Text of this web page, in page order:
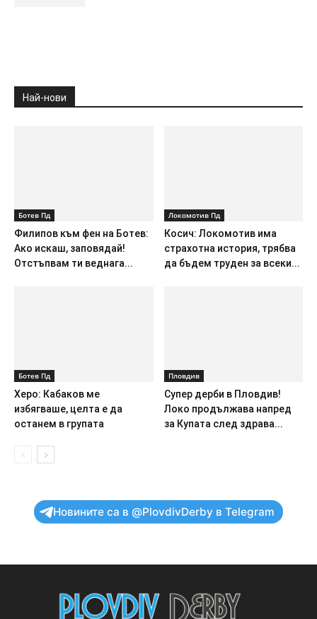
Най-нови
Ботев Пд
Филипов към фен на Ботев:
Ако искаш, заповядай!
Отстъпвам ти веднага...
Локомотив Пд
Косич: Локомотив има
страхотна история, трябва
да бъдем труден за всеки...
Ботев Пд
Херо: Кабаков ме
избягваше, целта е да
останем в групата
Пловдив
Супер дерби в Пловдив!
Локо продължава напред
за Купата след здрава...
Новините са в @PlovdivDerby в Telegram